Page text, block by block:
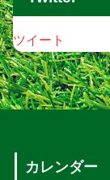
ツイート
カレンダー